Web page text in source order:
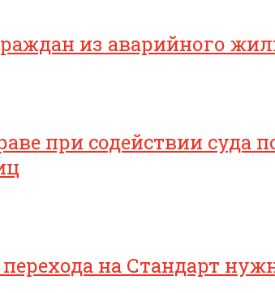
из аварийного
при содействии суда
на Стандарт